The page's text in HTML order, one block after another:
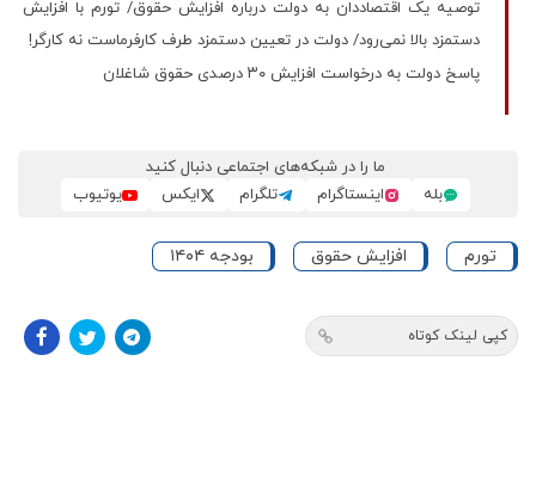
توصیه یک اقتصاددان به دولت درباره افزایش حقوق/ تورم با افزایش
دستمزد بالا نمی‌رود/ دولت در تعیین دستمزد طرف کارفرماست نه کارگر!
پاسخ دولت به درخواست افزایش ۳۰ درصدی حقوق‌ شاغلان
ما را در شبکه‌های اجتماعی دنبال کنید
بله
اینستاگرام تلگرام ایکس یوتیوب
تورم افزایش حقوق بودجه ۱۴۰۴
کپی لینک کوتاه